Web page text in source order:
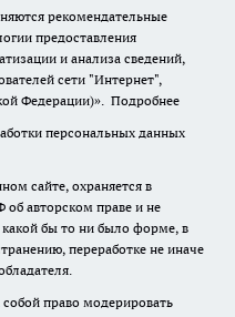
рекомендательные
предоставления
и анализа сведений,
сети "Интернет",
Федерации)». Подробнее
персональных данных
сайте, охраняется в
об авторском праве и не
бы то ни было форме, в
переработке не иначе
право модерировать